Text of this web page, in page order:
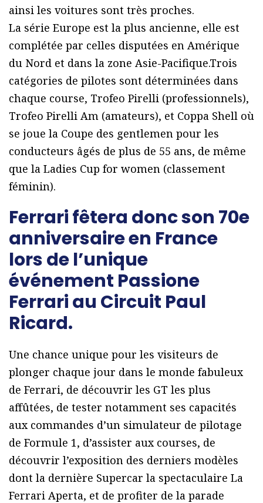
ainsi les voitures sont très proches.
La série Europe est la plus ancienne, elle est
complétée par celles disputées en Amérique
du Nord et dans la zone Asie-Pacifique.Trois
catégories de pilotes sont déterminées dans
chaque course, Trofeo Pirelli (professionnels),
Trofeo Pirelli Am (amateurs), et Coppa Shell où
se joue la Coupe des gentlemen pour les
conducteurs âgés de plus de 55 ans, de même
que la Ladies Cup for women (classement
féminin).
Ferrari fêtera donc son 70e
anniversaire en France
lors de l’unique
événement Passione
Ferrari au Circuit Paul
Ricard.
Une chance unique pour les visiteurs de
plonger chaque jour dans le monde fabuleux
de Ferrari, de découvrir les GT les plus
affûtées, de tester notamment ses capacités
aux commandes d’un simulateur de pilotage
de Formule 1, d’assister aux courses, de
découvrir l’exposition des derniers modèles
dont la dernière Supercar la spectaculaire La
Ferrari Aperta, et de profiter de la parade